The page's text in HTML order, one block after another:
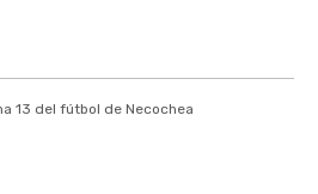
13 del fútbol de Necochea